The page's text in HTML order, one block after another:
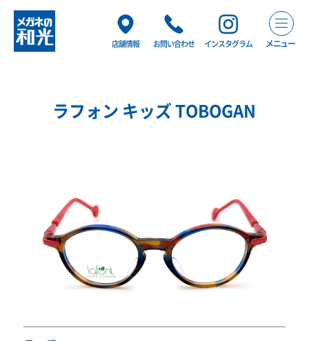
店舗情報 お問い合わせ インスタグラム メニュー
ラフォン キッズ TOBOGAN